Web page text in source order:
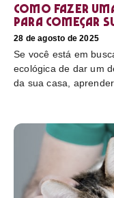
Como fazer
para começar
28 de agosto de 2025
Se você está em
ecológica de dar um
da sua casa,